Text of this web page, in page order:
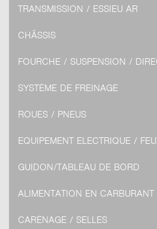
TRANSMISSION / ESSIEU AR
CHÂSSIS
FOURCHE / SUSPENSION /
SYSTÈME DE FREINAGE
ROUES / PNEUS
EQUIPEMENT ELECTRIQUE /
GUIDON/TABLEAU DE BORD
ALIMENTATION EN CARBURANT
CARÉNAGE / SELLES